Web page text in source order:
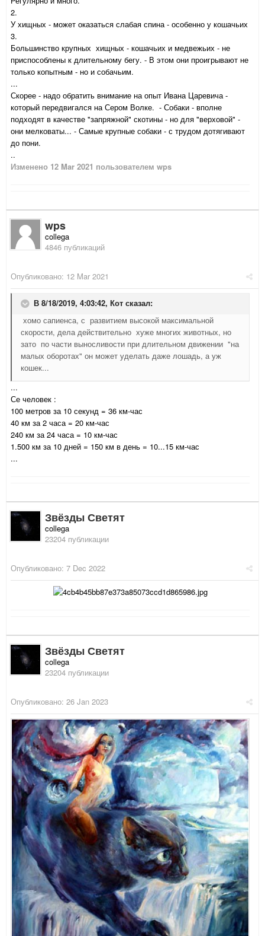
2.
У хищных - может оказаться слабая спина - особенно у кошачьих
3.
Большинство крупных хищных - кошачьих и медвежьих - не
приспособлены к длительному бегу. - В этом они проигрывают не
только копытным - но и собачьим.
...
Скорее - надо обратить внимание на опыт Ивана Царевича -
который передвигался на Сером Волке. - Собаки - вполне
подходят в качестве "запряжной" скотины - но для "верховой" -
они мелковаты... - Самые крупные собаки - с трудом дотягивают
до пони.
..
Изменено 12 Mar 2021 пользователем wps
wps
collega
4846 публикаций
Опубликовано: 12 Mar 2021
В 8/18/2019, 4:03:42, Кот сказал:
хомо сапиенса, с развитием высокой максимальной
скорости, дела действительно хуже многих животных, но
зато по части выносливости при длительном движении "на
малых оборотах" он может уделать даже лошадь, а уж
кошек...
...
Се человек :
100 метров за 10 секунд = 36 км-час
40 км за 2 часа = 20 км-час
240 км за 24 часа = 10 км-час
1.500 км за 10 дней = 150 км в день = 10...15 км-час
...
Звёзды Светят
collega
23204 публикации
Опубликовано: 7 Dec 2022
Звёзды Светят
collega
23204 публикации
Опубликовано: 26 Jan 2023